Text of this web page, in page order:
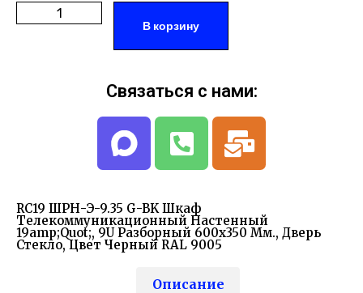
В корзину
RC19 ШРН-Э-9.35 G-BK Шкаф
Телекоммуникационный Настенный
19amp;quot;, 9U Разборный 600х350 Мм., Дверь
Стекло, Цвет Черный RAL 9005
Описание
Связаться с нами: